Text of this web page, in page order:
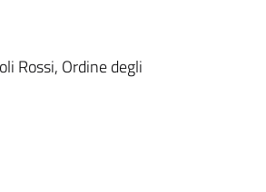
Rossi, Ordine degli